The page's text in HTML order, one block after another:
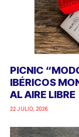
PICNIC
IBÉRICOS
AL AIRE LIBRE
22 JULIO, 2026